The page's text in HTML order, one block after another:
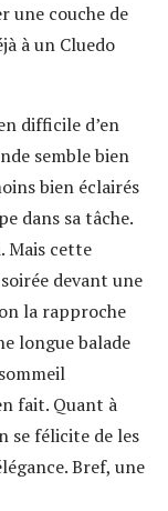
une couche de
à un Cluedo
difficile d’en
semble bien
bien éclairés
dans sa tâche.
Mais cette
devant une
la rapproche
longue balade
fait. Quant à
se félicite de les
Bref, une